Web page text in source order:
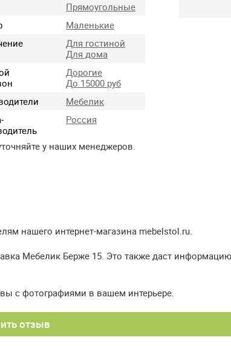
Прямоугольные
Маленькие
Для гостиной
Для дома
Дорогие
До 15000 руб
Мебелик
Россия
у наших менеджеров.
нашего интернет-магазина mebelstol.ru.
Мебелик Берже 15. Это также даст
с фотографиями в вашем интерьере.
отзыв